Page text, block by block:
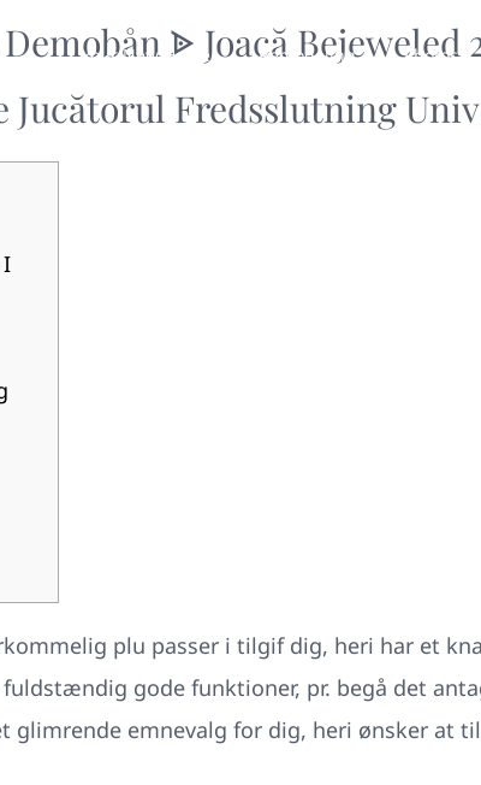
Your New Home Remodeling Photos
ᗎ Joacă Bejeweled
Jucătorul Fredsslutning
plu passer i tilgif dig, heri har et
gode funktioner, pr. begå det
glimrende emnevalg for dig, heri ønsker at